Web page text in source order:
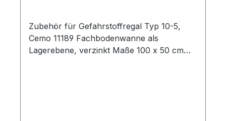
Zubehör für Gefahrstoffregal Typ 10-5,
Cemo 11189 Fachbodenwanne als
Lagerebene, verzinkt Maße 100 x 50 cm